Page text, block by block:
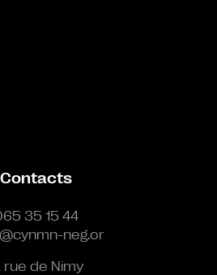
Contacts
35 15 44
neg.or
rue de Nimy